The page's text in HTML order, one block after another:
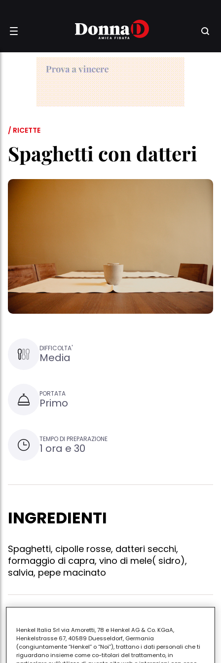
/ RICETTE
Spaghetti con datteri
DIFFICOLTA'
Media
PORTATA
Primo
TEMPO DI PREPARAZIONE
1 ora e 30
INGREDIENTI
Spaghetti, cipolle rosse, datteri secchi,
formaggio di capra, vino di mele( sidro),
salvia, pepe macinato
scolarli e farli saltare in una padella dove,
precedentemente, avete fatto soffriggere le cipolle
tagliate a fettine sottili, i datteri secchi e fatto
Henkel Italia Srl via Amoretti, 78 e Henkel AG & Co. KGaA,
Henkelstrasse 67, 40589 Duesseldorf, Germania
(congiuntamente “Henkel” o “Noi”), trattano i dati personali che ti
riguardano insieme come co-titolari del trattamento, in